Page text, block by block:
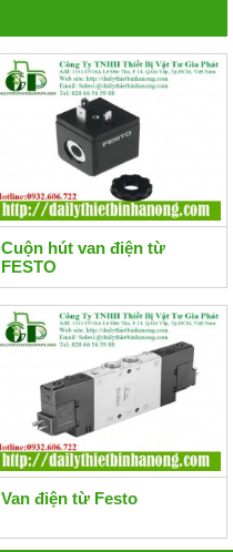
Cuộn hút van điện từ
FESTO
Van điện từ Festo